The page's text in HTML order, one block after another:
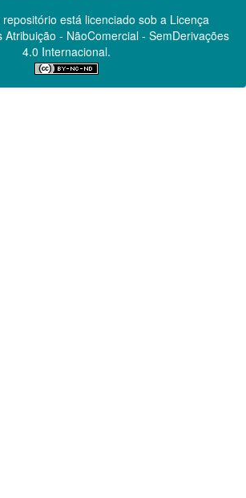
está licenciado sob a Licença
Atribuição - NãoComercial - SemDerivações
4.0 Internacional.